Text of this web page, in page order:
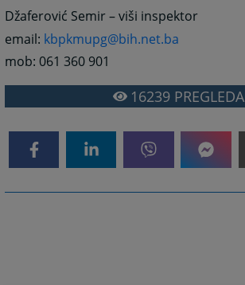
Džaferović Semir – viši inspektor
email: kbpkmupg@bih.net.ba
mob: 061 360 901
16239PREGLEDA